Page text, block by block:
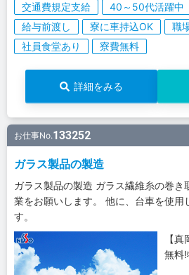
交通費規定支給
40～50代活躍中
給与前渡し
寮に車持込OK
職
社員食堂あり
寮費無料
詳細をみる
お仕事No.133252
ガラス製品の製造
ガラス製品の製造 ガラス繊維糸の巻き
業をお願いします。 他に、台車を使用
す。
【
無料